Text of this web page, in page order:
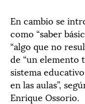
En cambio se
como “saber
“algo que no
de “un elemento
sistema
en las aulas”,
Enrique Ossorio.